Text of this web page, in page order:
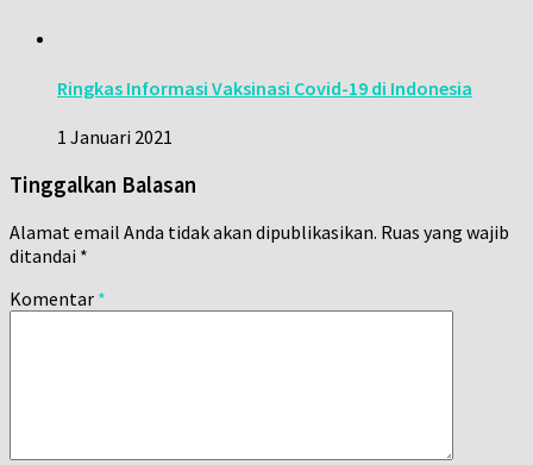
Ringkas Informasi Vaksinasi Covid-19 di Indonesia
1 Januari 2021
Tinggalkan Balasan
Alamat email Anda tidak akan dipublikasikan. Ruas yang wajib
ditandai *
Komentar *